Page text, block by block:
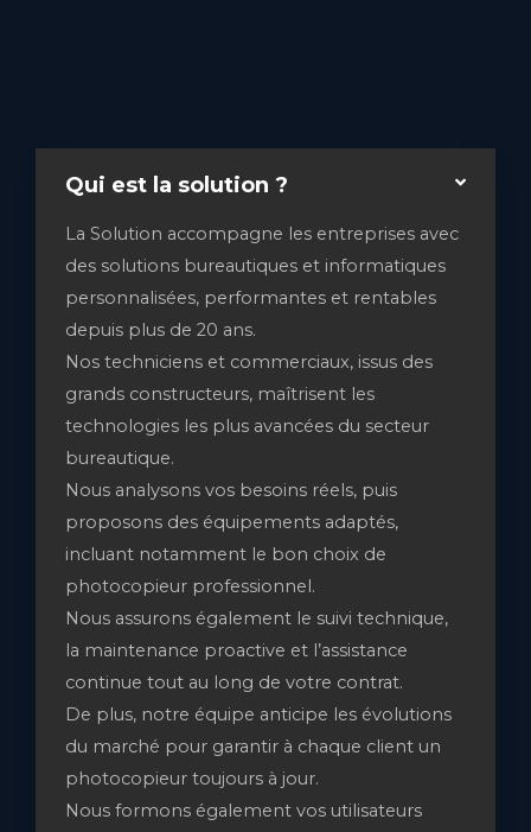
Qui est la solution ?
La Solution accompagne les entreprises avec
des solutions bureautiques et informatiques
personnalisées, performantes et rentables
depuis plus de 20 ans.
Nos techniciens et commerciaux, issus des
grands constructeurs, maîtrisent les
technologies les plus avancées du secteur
bureautique.
Nous analysons vos besoins réels, puis
proposons des équipements adaptés,
incluant notamment le bon choix de
photocopieur professionnel.
Nous assurons également le suivi technique,
la maintenance proactive et l’assistance
continue tout au long de votre contrat.
De plus, notre équipe anticipe les évolutions
du marché pour garantir à chaque client un
photocopieur toujours à jour.
Nous formons également vos utilisateurs